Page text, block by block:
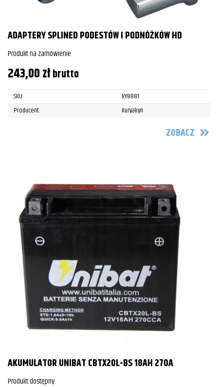
ADAPTERY SPLINED PODESTÓW I PODNÓŻKÓW HD
Produkt na zamówienie
243,00złbrutto
SKU:
KY8881
Producent:
Kuryakyn
ZOBACZ
AKUMULATOR UNIBAT CBTX20L-BS 18AH 270A
Produkt dostępny